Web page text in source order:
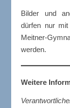
Bilder und
dürfen nur
Meitner-
werden.
Weitere